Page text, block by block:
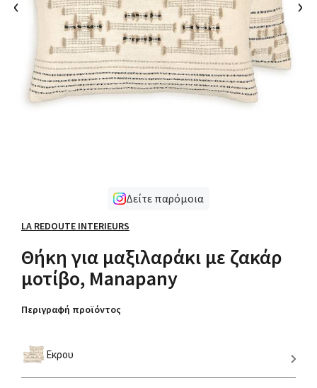
‹ ›
Δείτε παρόμοια
LA REDOUTE INTERIEURS
Θήκη για μαξιλαράκι με ζακάρ
μοτίβο, Manapany
Περιγραφή προϊόντος
Εκρου